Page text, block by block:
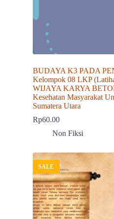
BUDAYA K3 PADA
Kelompok 08 LKP
WIJAYA KARYA
Kesehatan Masyarakat
Sumatera Utara
Rp60.00
Non Fiksi
SALE